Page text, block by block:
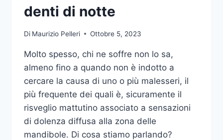
denti di notte
Di Maurizio Pelleri Ottobre 5, 2023
Molto spesso, chi ne soffre non lo sa,
almeno fino a quando non è indotto a
cercare la causa di uno o più malesseri, il
più frequente dei quali è, sicuramente il
risveglio mattutino associato a sensazioni
di dolenza diffusa alla zona delle
mandibole. Di cosa stiamo parlando?